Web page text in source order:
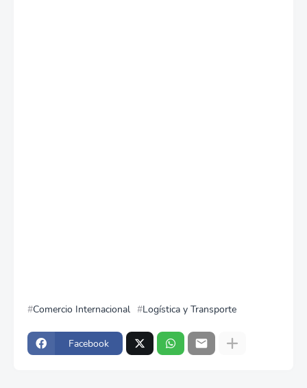
Comercio Internacional Logística y Transporte
Facebook